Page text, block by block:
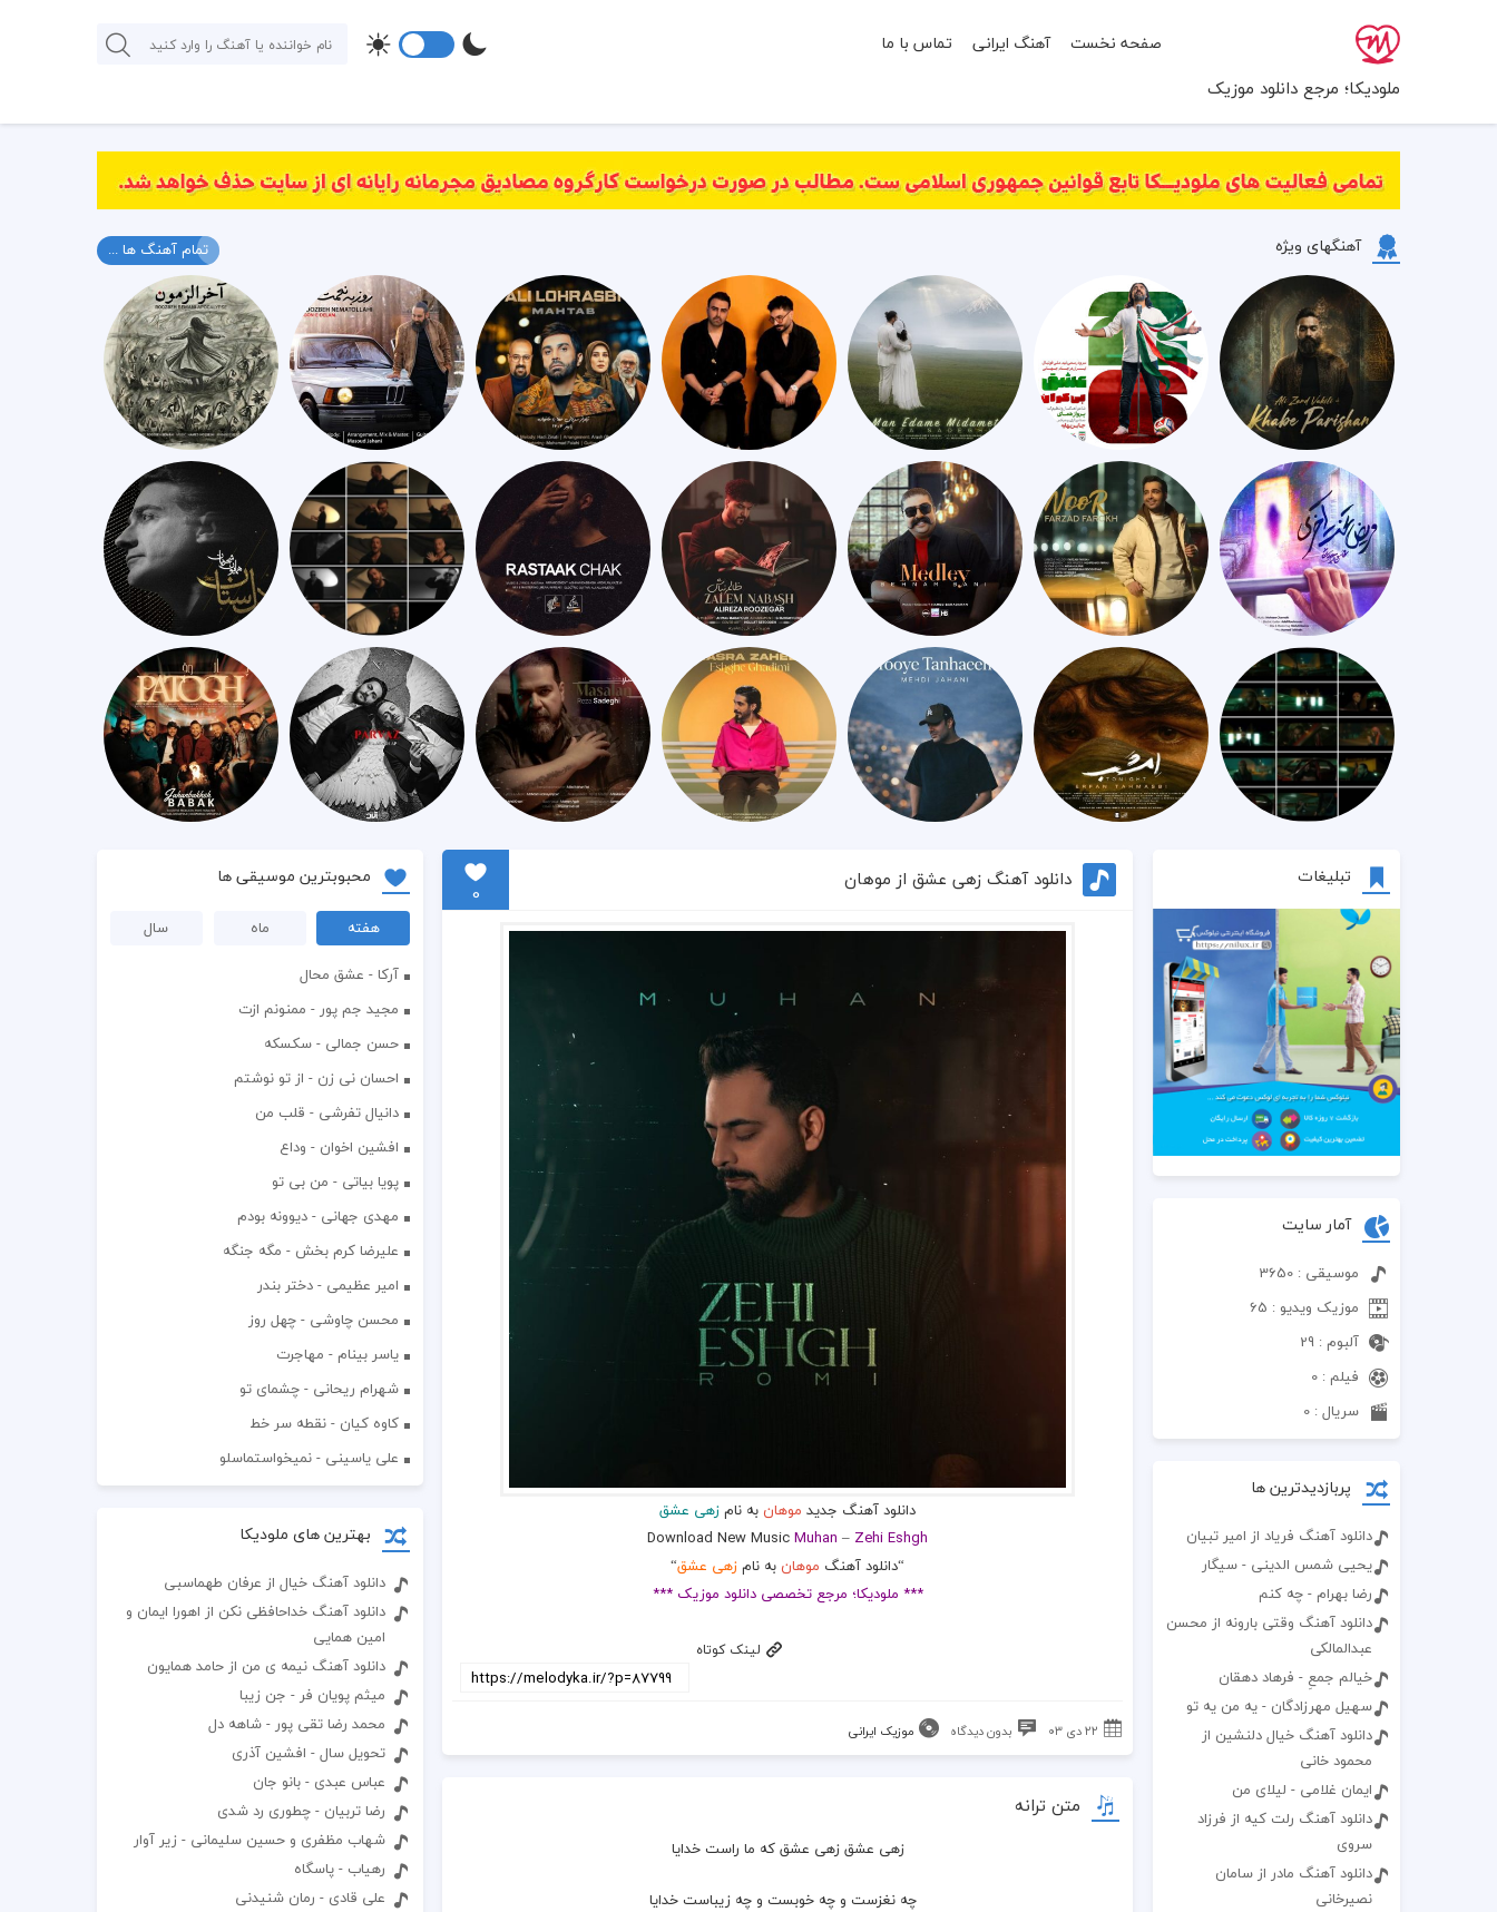
ملودیکا؛ مرجع دانلود موزیک
صفحه نخست آهنگ ایرانی تماس با ما
آهنگهای ویژه تمام آهنگ ها ...
تبلیغات
آمار سایت
موسیقی : 3650
موزیک ویدیو : 65
آلبوم : 29
فیلم : 0
سریال : 0
پربازدیدترین ها
دانلود آهنگ فریاد از امیر تبیان
یحیی شمس الدینی - سیگار
رضا بهرام - چه کنم
دانلود آهنگ وقتی بارونه از محسن
عبدالمالکی
خیالم جمعِ - فرهاد دهقان
سهیل مهرزادگان - یه من یه تو
دانلود آهنگ خیال دلنشین از
محمود خانی
ایمان غلامی - لیلای من
دانلود آهنگ رلت کیه از فرزاد
سروی
دانلود آهنگ مادر از سامان
نصیرخانی
دانلود آهنگ زهی عشق از موهان
0
دانلود آهنگ جدید موهان به نامزهی عشق
Download New MusicMuhan – Zehi Eshgh
“دانلود آهنگ موهان به نامزهی عشق“
*** ملودیکا؛ مرجع تخصصی دانلود موزیک ***
لینک کوتاه
۲۲ دی ۰۳ بدون دیدگاه موزیک ایرانی
متن ترانه
زهی عشق زهی عشق که ما راست خدایا
  چه نغزست و چه خوبست و چه زیباست خدایا
محبوبترین موسیقی ها
هفته ماه
سال
آرکا - عشق محال
مجید جم پور - ممنونم ازت
حسن جمالی - سکسکه
احسان نی زن - از تو نوشتم
دانیال تفرشی - قلب من
افشين اخوان - وداع
پویا بیاتی - من بی تو
مهدی جهانی - دیوونه بودم
علیرضا کرم بخش - مگه جنگه
امیر عظیمی - دختر بندر
محسن چاوشی - چهل روز
یاسر بینام - مهاجرت
شهرام ریحانی - چشمای تو
کاوه کیان - نقطه سر خط
علی یاسینی - نمیخواستماسلو
بهترین های ملودیکا
دانلود آهنگ خیال از عرفان طهماسبی
دانلود آهنگ خداحافظی نکن از اهورا ایمان و
امین همایی
دانلود آهنگ نیمه ی من از حامد همایون
میثم پویان فر - جن زیبا
محمد رضا تقی پور - شاهه دل
تحویل سال - افشین آذری
عباس عبدی - بانو جان
رضا تربیان - چطوری رد شدی
شهاب مظفری و حسین سلیمانی - زیر آوار
رهیاب - پاسگاه
علی قادی - رمان شنیدنی